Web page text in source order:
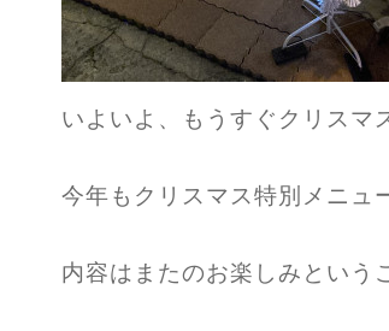
いよいよ、もうすぐクリスマ
今年もクリスマス特別メニュ
内容はまたのお楽しみとい